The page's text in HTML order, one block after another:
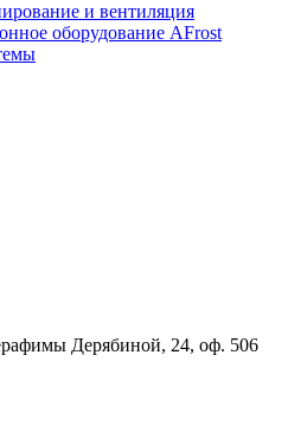
и вентиляция
оборудование AFrost
Дерябиной, 24, оф. 506